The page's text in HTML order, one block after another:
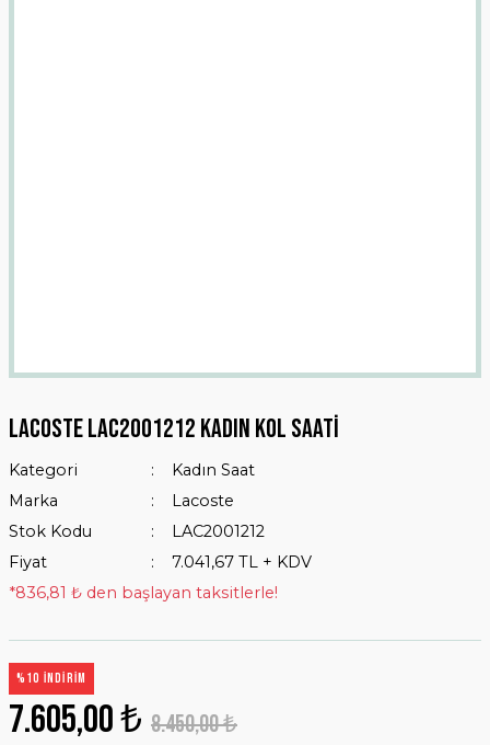
Lacoste LAC2001212 Kadın Kol Saati
Kategori
Kadın Saat
Marka
Lacoste
Stok Kodu
LAC2001212
Fiyat
7.041,67 TL + KDV
*836,81 ₺ den başlayan taksitlerle!
%10 İNDİRİM
7.605,00 ₺ 8.450,00 ₺